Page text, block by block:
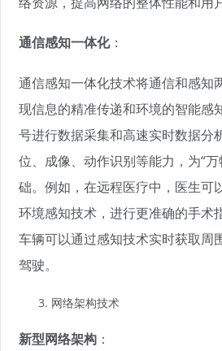
通信感知一体化：
通信感知一体化技术将通信和感知
现信息的精准传递和环境的智能感
号进行数据采集和高速实时数据分
位、成像、动作识别等能力，为“
础。例如，在远程医疗中，医生可
环境感知技术，进行更准确的手术
车辆可以通过感知技术实时获取周
驾驶。
网络架构技术
新型网络架构 ：